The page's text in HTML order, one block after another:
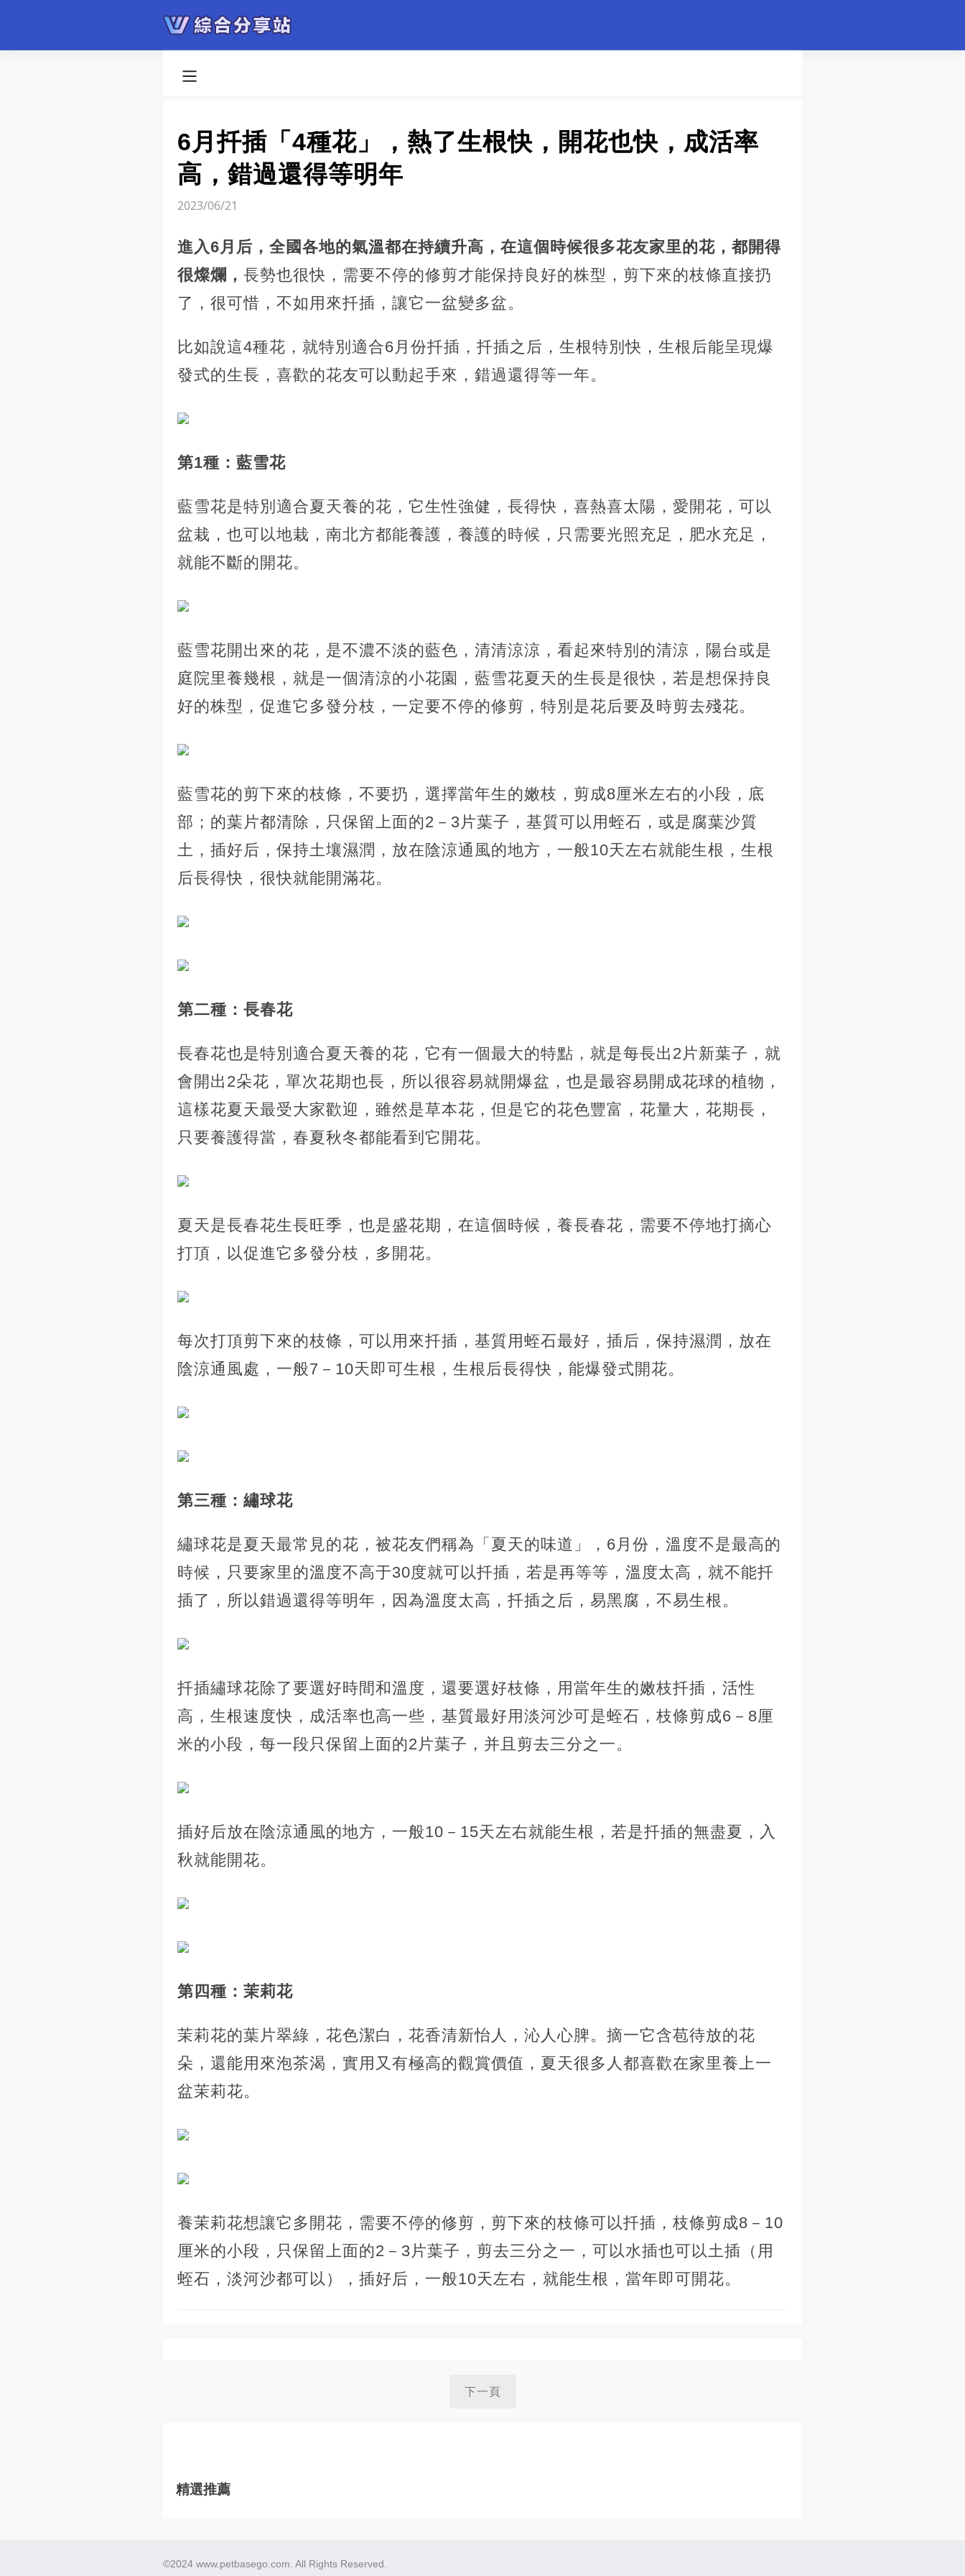
6月扦插「4種花」，熱了生根快，開花也快，成活率
高，錯過還得等明年
2023/06/21
進入6月后，全國各地的氣溫都在持續升高，在這個時候很多花友家里的花，都開得
很燦爛， 長勢也很快，需要不停的修剪才能保持良好的株型，剪下來的枝條直接扔
了，很可惜，不如用來扦插，讓它一盆變多盆。
比如說這4種花，就特別適合6月份扦插，扦插之后，生根特別快，生根后能呈現爆
發式的生長，喜歡的花友可以動起手來，錯過還得等一年。
第1種：藍雪花
藍雪花是特別適合夏天養的花，它生性強健，長得快，喜熱喜太陽，愛開花，可以
盆栽，也可以地栽，南北方都能養護，養護的時候，只需要光照充足，肥水充足，
就能不斷的開花。
藍雪花開出來的花，是不濃不淡的藍色，清清涼涼，看起來特別的清涼，陽台或是
庭院里養幾根，就是一個清涼的小花園，藍雪花夏天的生長是很快，若是想保持良
好的株型，促進它多發分枝，一定要不停的修剪，特別是花后要及時剪去殘花。
藍雪花的剪下來的枝條，不要扔，選擇當年生的嫩枝，剪成8厘米左右的小段，底
部；的葉片都清除，只保留上面的2－3片葉子，基質可以用蛭石，或是腐葉沙質
土，插好后，保持土壤濕潤，放在陰涼通風的地方，一般10天左右就能生根，生根
后長得快，很快就能開滿花。
第二種：長春花
長春花也是特別適合夏天養的花，它有一個最大的特點，就是每長出2片新葉子，就
會開出2朵花，單次花期也長，所以很容易就開爆盆，也是最容易開成花球的植物，
這樣花夏天最受大家歡迎，雖然是草本花，但是它的花色豐富，花量大，花期長，
只要養護得當，春夏秋冬都能看到它開花。
夏天是長春花生長旺季，也是盛花期，在這個時候，養長春花，需要不停地打摘心
打頂，以促進它多發分枝，多開花。
每次打頂剪下來的枝條，可以用來扦插，基質用蛭石最好，插后，保持濕潤，放在
陰涼通風處，一般7－10天即可生根，生根后長得快，能爆發式開花。
第三種：繡球花
繡球花是夏天最常見的花，被花友們稱為「夏天的味道」，6月份，溫度不是最高的
時候，只要家里的溫度不高于30度就可以扦插，若是再等等，溫度太高，就不能扦
插了，所以錯過還得等明年，因為溫度太高，扦插之后，易黑腐，不易生根。
扦插繡球花除了要選好時間和溫度，還要選好枝條，用當年生的嫩枝扦插，活性
高，生根速度快，成活率也高一些，基質最好用淡河沙可是蛭石，枝條剪成6－8厘
米的小段，每一段只保留上面的2片葉子，并且剪去三分之一。
插好后放在陰涼通風的地方，一般10－15天左右就能生根，若是扦插的無盡夏，入
秋就能開花。
第四種：茉莉花
茉莉花的葉片翠綠，花色潔白，花香清新怡人，沁人心脾。摘一它含苞待放的花
朵，還能用來泡茶渴，實用又有極高的觀賞價值，夏天很多人都喜歡在家里養上一
盆茉莉花。
養茉莉花想讓它多開花，需要不停的修剪，剪下來的枝條可以扦插，枝條剪成8－10
厘米的小段，只保留上面的2－3片葉子，剪去三分之一，可以水插也可以土插（用
蛭石，淡河沙都可以），插好后，一般10天左右，就能生根，當年即可開花。
下一頁
精選推薦
©2024 www.petbasego.com. All Rights Reserved.